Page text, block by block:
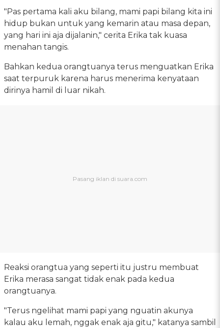
"Pas pertama kali aku bilang, mami papi bilang kita ini
hidup bukan untuk yang kemarin atau masa depan,
yang hari ini aja dijalanin," cerita Erika tak kuasa
menahan tangis.
Bahkan kedua orangtuanya terus menguatkan Erika
saat terpuruk karena harus menerima kenyataan
dirinya hamil di luar nikah.
Reaksi orangtua yang seperti itu justru membuat
Erika merasa sangat tidak enak pada kedua
orangtuanya.
"Terus ngelihat mami papi yang nguatin akunya
kalau aku lemah, nggak enak aja gitu," katanya sambil